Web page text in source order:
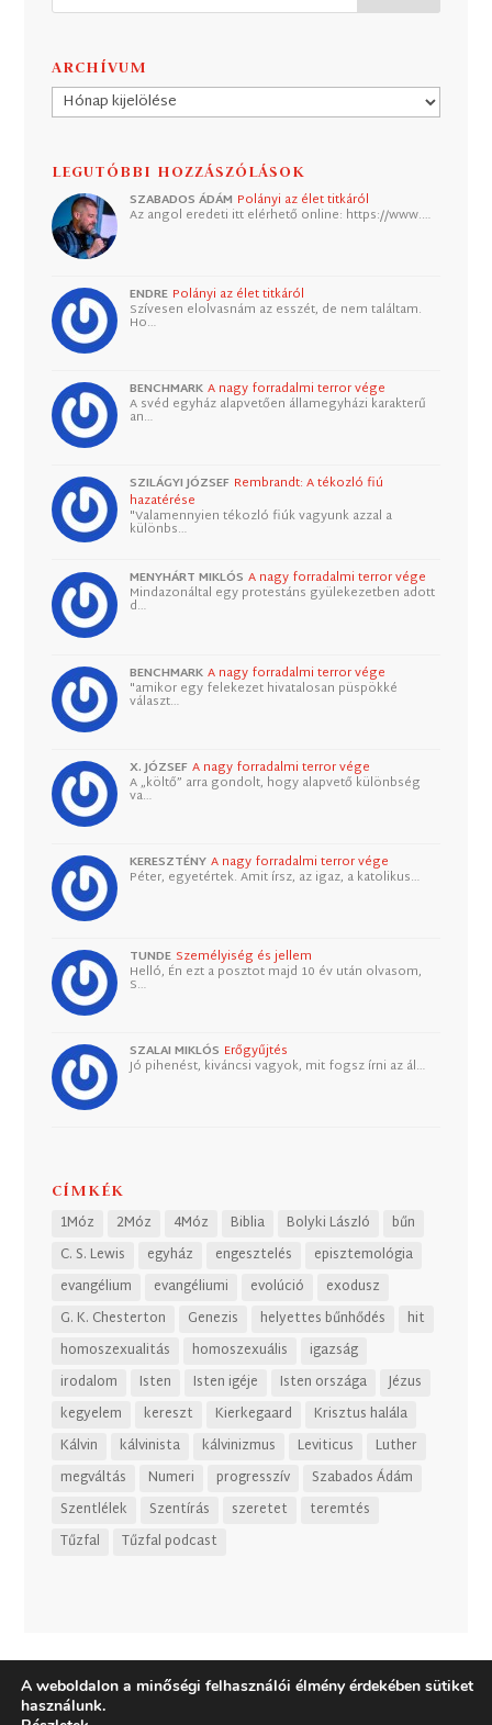
ARCHÍVUM
Archívum
LEGUTÓBBI HOZZÁSZÓLÁSOK
SZABADOS ÁDÁM Polányi az élet titkáról
Az angol eredeti itt elérhető online: https://www.…
ENDRE Polányi az élet titkáról
Szívesen elolvasnám az esszét, de nem találtam.
Ho…
BENCHMARK A nagy forradalmi terror vége
A svéd egyház alapvetően államegyházi karakterű
an…
SZILÁGYI JÓZSEF Rembrandt: A tékozló fiú
hazatérése
"Valamennyien tékozló fiúk vagyunk azzal a
különbs…
MENYHÁRT MIKLÓS A nagy forradalmi terror vége
Mindazonáltal egy protestáns gyülekezetben adott
d…
BENCHMARK A nagy forradalmi terror vége
"amikor egy felekezet hivatalosan püspökké
választ…
X. JÓZSEF A nagy forradalmi terror vége
A „költő” arra gondolt, hogy alapvető különbség
va…
KERESZTÉNY A nagy forradalmi terror vége
Péter, egyetértek. Amit írsz, az igaz, a katolikus…
TUNDE Személyiség és jellem
Helló, Én ezt a posztot majd 10 év után olvasom,
S…
SZALAI MIKLÓS Erőgyűjtés
Jó pihenést, kiváncsi vagyok, mit fogsz írni az ál…
CÍMKÉK
1Móz 2Móz 4Móz Biblia Bolyki László
bűn
C. S. Lewis
egyház engesztelés
episztemológia
evangélium
evangéliumi evolúció
exodusz
G. K. Chesterton
Genezis helyettes bűnhődés
hit
homoszexualitás
homoszexuális
igazság
irodalom
Isten Isten igéje Isten országa
Jézus
kegyelem
kereszt Kierkegaard
Krisztus halála
Kálvin
kálvinista kálvinizmus Leviticus
Luther
megváltás
Numeri progresszív
Szabados Ádám
Szentlélek
Szentírás szeretet
teremtés
Tűzfal
Tűzfal podcast
A weboldalon a minőségi felhasználói élmény érdekében sütiket
használunk.